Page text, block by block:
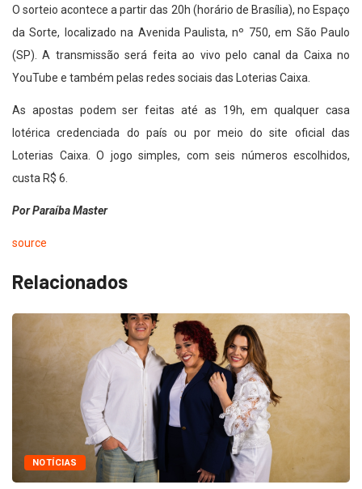
O sorteio acontece a partir das 20h (horário de Brasília), no Espaço
da Sorte, localizado na Avenida Paulista, nº 750, em São Paulo
(SP). A transmissão será feita ao vivo pelo canal da Caixa no
YouTube e também pelas redes sociais das Loterias Caixa.
As apostas podem ser feitas até as 19h, em qualquer casa
lotérica credenciada do país ou por meio do site oficial das
Loterias Caixa. O jogo simples, com seis números escolhidos,
custa R$ 6.
Por Paraíba Master
source
Relacionados
NOTÍCIAS